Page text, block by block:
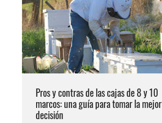
Pros y contras de las cajas de 8 y 10
marcos: una guía para tomar la mejor
decisión